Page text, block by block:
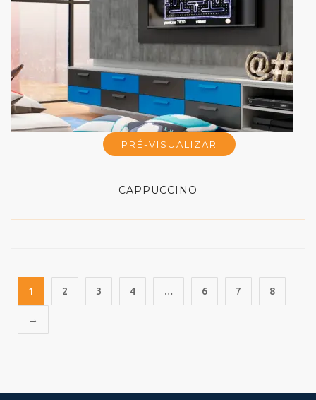
PRÉ-VISUALIZAR
CAPPUCCINO
1 2 3 4 … 6 7 8
→